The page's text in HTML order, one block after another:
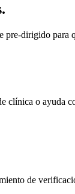
dirigido para
clínica o ayuda
de